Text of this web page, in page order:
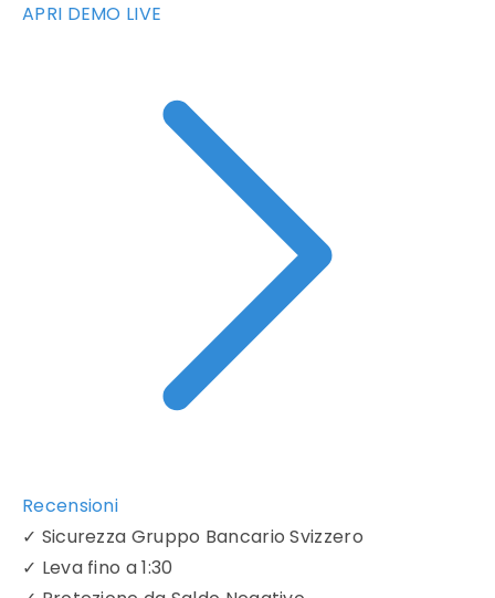
APRI DEMO LIVE
Recensioni
✓ Sicurezza Gruppo Bancario Svizzero
✓ Leva fino a 1:30